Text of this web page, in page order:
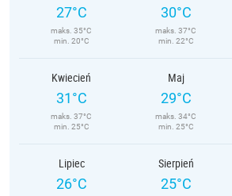
27°C
maks. 35°C
min. 20°C
30°C
maks. 37°C
min. 22°C
Kwiecień
31°C
maks. 37°C
min. 25°C
Maj
29°C
maks. 34°C
min. 25°C
Lipiec
26°C
Sierpień
25°C